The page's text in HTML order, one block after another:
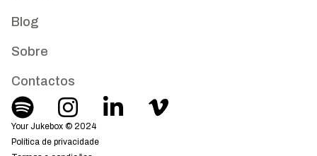
Blog
Sobre
Contactos
Your Jukebox © 2024
Política de privacidade